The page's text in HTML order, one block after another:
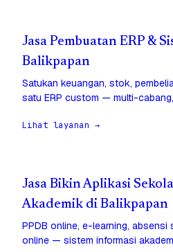
Jasa Pembuatan ERP &
Balikpapan
Satukan keuangan, stok,
satu ERP custom — multi-
Lihat layanan →
Jasa Bikin Aplikasi
Akademik di Balikpapan
PPDB online, e-learning, absensi
online — sistem informasi